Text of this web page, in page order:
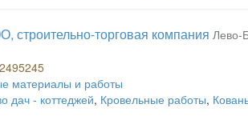
строительно-торговая компания Лево-
материалы и работы
дач - коттеджей, Кровельные работы,